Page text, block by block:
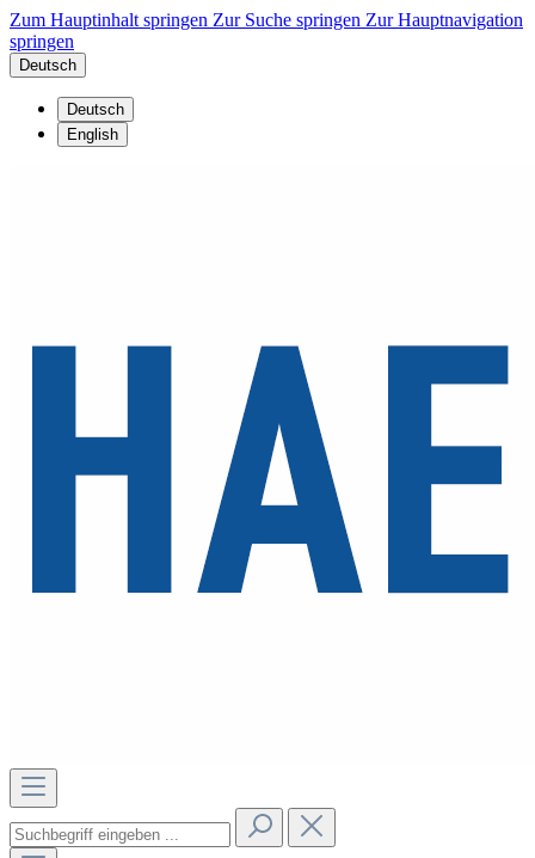
Zum Hauptinhalt springen Zur Suche springen Zur Hauptnavigation
springen
Deutsch
Deutsch
English